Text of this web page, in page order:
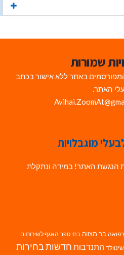
שמורות
באתר ללא אישור בכתב
האתר.
מוגבלויות
הנגשת האתר! במידה ונתקלת
בר מצווה בתי ספר האגף לשירותים
התנדבות חדשות בחירות